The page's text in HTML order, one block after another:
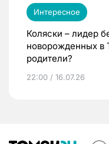
Интересное
Коляски – лидер
новорожденных в
родители?
22:00 / 16.07.26